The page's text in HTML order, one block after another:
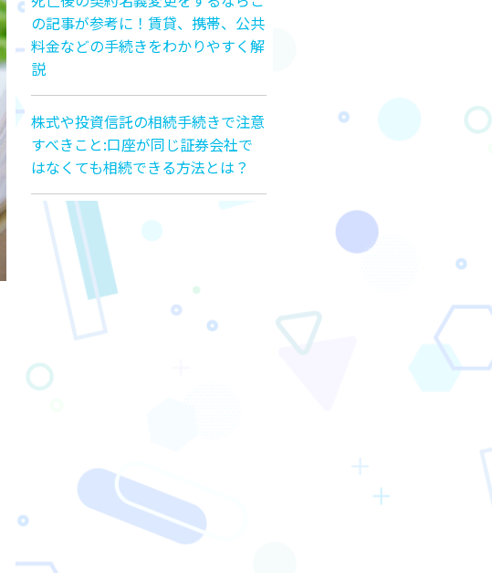
の記事が参考に！賃貸、携帯、公共
料金などの手続きをわかりやすく解
説
株式や投資信託の相続手続きで注意
すべきこと:口座が同じ証券会社で
はなくても相続できる方法とは？